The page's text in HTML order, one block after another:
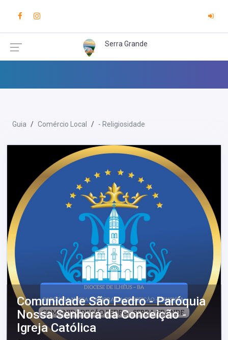
Serra Grande
Guia Comércio Local - Religiosidade
Comunidade São Pedro - Paróquia
Nossa Senhora da Conceição -
Igreja Católica